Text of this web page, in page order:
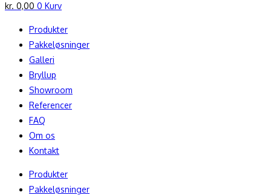
kr. 0,00 0 Kurv
Produkter
Pakkeløsninger
Galleri
Bryllup
Showroom
Referencer
FAQ
Om os
Kontakt
Produkter
Pakkeløsninger